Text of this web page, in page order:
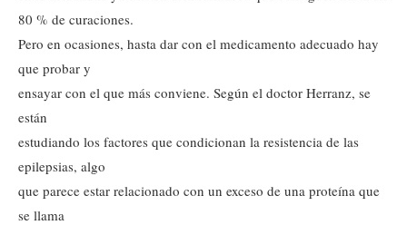
80 % de curaciones.
Pero en ocasiones, hasta dar con el medicamento adecuado hay
que probar y
ensayar con el que más conviene. Según el doctor Herranz, se
están
estudiando los factores que condicionan la resistencia de las
epilepsias, algo
que parece estar relacionado con un exceso de una proteína que
se llama